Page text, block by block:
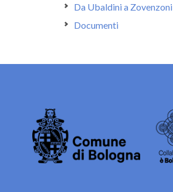
Da Ubaldini a Zovenzoni
Documenti